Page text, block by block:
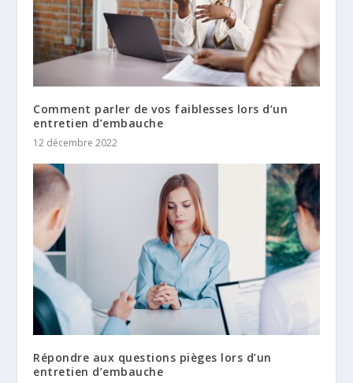
Comment parler de vos faiblesses lors d’un
entretien d’embauche
12 décembre 2022
Répondre aux questions pièges lors d’un
entretien d’embauche